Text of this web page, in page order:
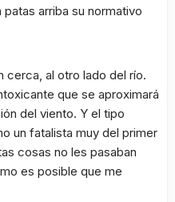
arriba su normativo
cerca, al otro lado del río.
que se aproximará
del viento. Y el tipo
un fatalista muy del primer
cosas no les pasaban
es posible que me